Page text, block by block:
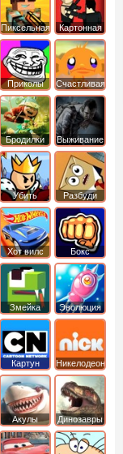
Пиксельная
война
Картонная
башка
Приколы
Счастливая
обезьянка
Бродилки
Приключения
Выживание
Убить
короля
Разбуди
коробку
Хот вилс Бокс
Змейка Эволюция
Картун
нетворк
Никелодеон
Акулы Динозавры